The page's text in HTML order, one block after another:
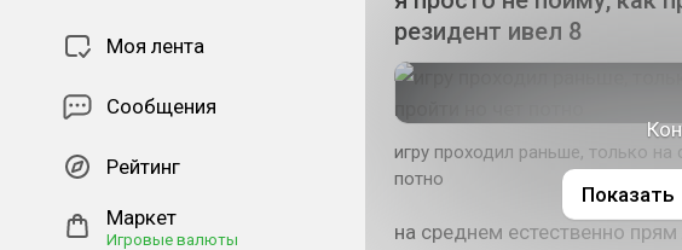
Моя лента
Сообщения
Рейтинг
Маркет
Игровые валюты
резидент ивел 8
игру проходил раньше, только
потно
на среднем естественно
Показать